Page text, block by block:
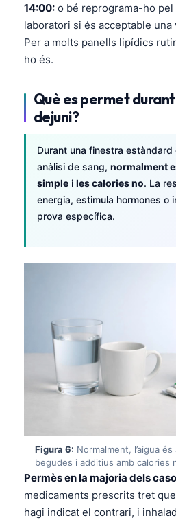
14:00: o bé reprograma-ho pel
laboratori si és acceptable
Per a molts panells lipídics
ho és.
Què es permet
dejuni?
Durant una finestra estàndard
anàlisi de sang, normalment
simple i les calories no. La
energia, estimula hormones o
prova específica.
Figura 6: Normalment, l’aigua
begudes i additius amb calories
Permès en la majoria dels
medicaments prescrits tret
hagi indicat el contrari, i
Polski
한국어
Slovenščina
Magyar
বাংলা
اردو
मराठी
తెలుగు
Bahasa Melayu
Tiếng Việt
Tagalog
ဗမာစာ
ភាសាខ្មែរ
Українська
O‘zbekcha